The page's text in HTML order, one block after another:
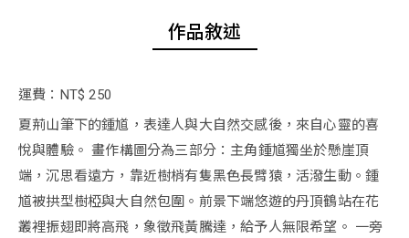
作品敘述
運費：NT$ 250
夏荊山筆下的鍾馗，表達人與大自然交感後，來自心靈的喜
悅與體驗。 畫作構圖分為三部分：主角鍾馗獨坐於懸崖頂
端，沉思看遠方，靠近樹梢有隻黑色長臂猿，活潑生動。鍾
馗被拱型樹椏與大自然包圍。前景下端悠遊的丹頂鶴站在花
叢裡振翅即將高飛，象徵飛黃騰達，給予人無限希望。 一旁